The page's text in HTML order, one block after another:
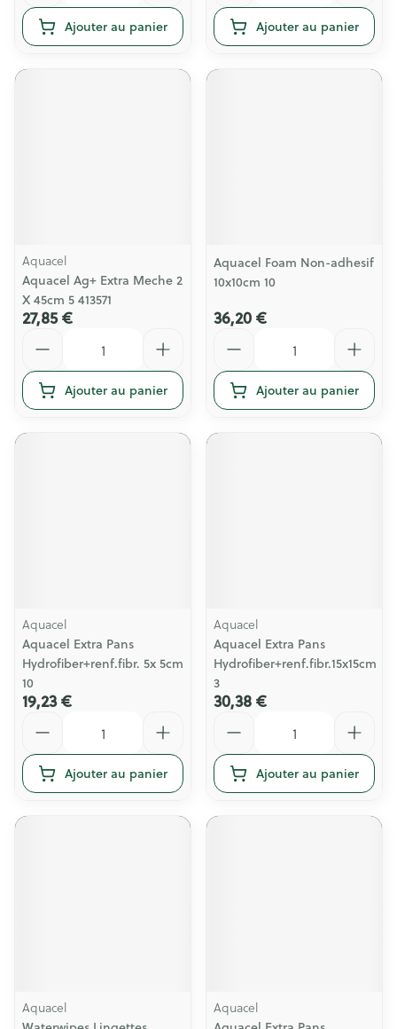
Ajouter au panier Ajouter au panier
Aquacel
Aquacel Ag+ Extra Meche 2
X 45cm 5 413571
27,85 €
Ajouter au panier
Aquacel Foam Non-adhesif
10x10cm 10
36,20 €
Ajouter au panier
Aquacel
Aquacel Extra Pans
Hydrofiber+renf.fibr. 5x 5cm
10
19,23 €
Ajouter au panier
Aquacel
Aquacel Extra Pans
Hydrofiber+renf.fibr.15x15cm
3
30,38 €
Ajouter au panier
Aquacel Aquacel